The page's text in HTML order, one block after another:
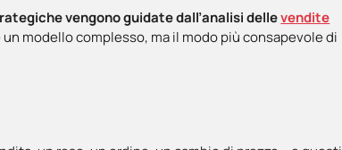
vengono guidate dall’analisi dellevendite
modello complesso, ma il modo più consapevole di